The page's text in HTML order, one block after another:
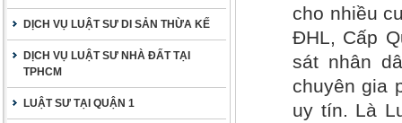
DỊCH VỤ LUẬT SƯ DI SẢN THỪA KẾ
DỊCH VỤ LUẬT SƯ NHÀ ĐẤT TẠI
TPHCM
LUẬT SƯ TẠI QUẬN 1
cho nhiều
ĐHL, Cấp
sát nhân
chuyên gia
uy tín. Là